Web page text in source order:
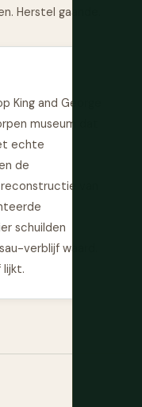
Herstel gaande.
King and George
museum dat
echte
de
van
schuilden
verblijf waard.